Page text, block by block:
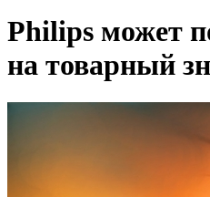
Philips может
на товарный